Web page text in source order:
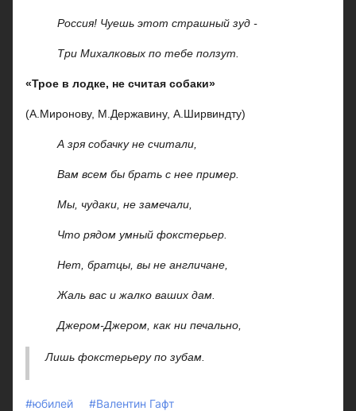
Россия! Чуешь этот страшный зуд -
Три Михалковых по тебе ползут.
«Трое в лодке, не считая собаки»
(А.Миронову, М.Державину, А.Ширвиндту)
А зря собачку не считали,
Вам всем бы брать с нее пример.
Мы, чудаки, не замечали,
Что рядом умный фокстерьер.
Нет, братцы, вы не англичане,
Жаль вас и жалко ваших дам.
Джером-Джером, как ни печально,
Лишь фокстерьеру по зубам.
#юбилей #Валентин Гафт